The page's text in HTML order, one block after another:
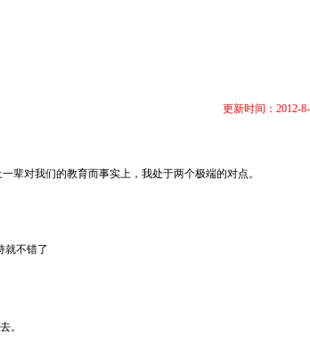
更新时间：2012-
辈对我们的教育而事实上，我处于两个极端的对点。
就不错了
。